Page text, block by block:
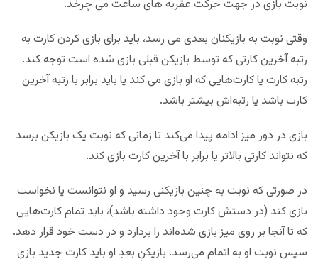
نوبت بازی در جهت حرکت عقربه های ساعت می چرخد.
وقتی نوبت به بازیکنان بعدی می رسد، باید برای بازی کردن کارت به
رتبه آخرین کارتی که توسط بازیکن قبلی بازی شده است توجه کند.
رتبه کارت‌ یا کارت‌هایی که او بازی می کند یا باید برابر با رتبه آخرین
کارت باشد یا رتبه‌اش بیشتر باشد.
بازی در دور میز ادامه پیدا می‌کند تا زمانی که نوبت یک بازیکن برسد
که نتواند کارتی بالاتر یا برابر با آخرین کارت بازی کند.
در صورتی که نوبت به چنین بازیکنی رسید و او نتوانست یا نخواست
بازی کند (در دستش کارت وجود داشته باشد)، باید تمام کارت‌هایی
که تا آنجا بر روی میز بازی شده‌اند را بردارد و در دست خود قرار دهد.
سپس نوبت او به اتمام می‌رسد. بازیکنِ بعدِ او باید کارت جدید بازی